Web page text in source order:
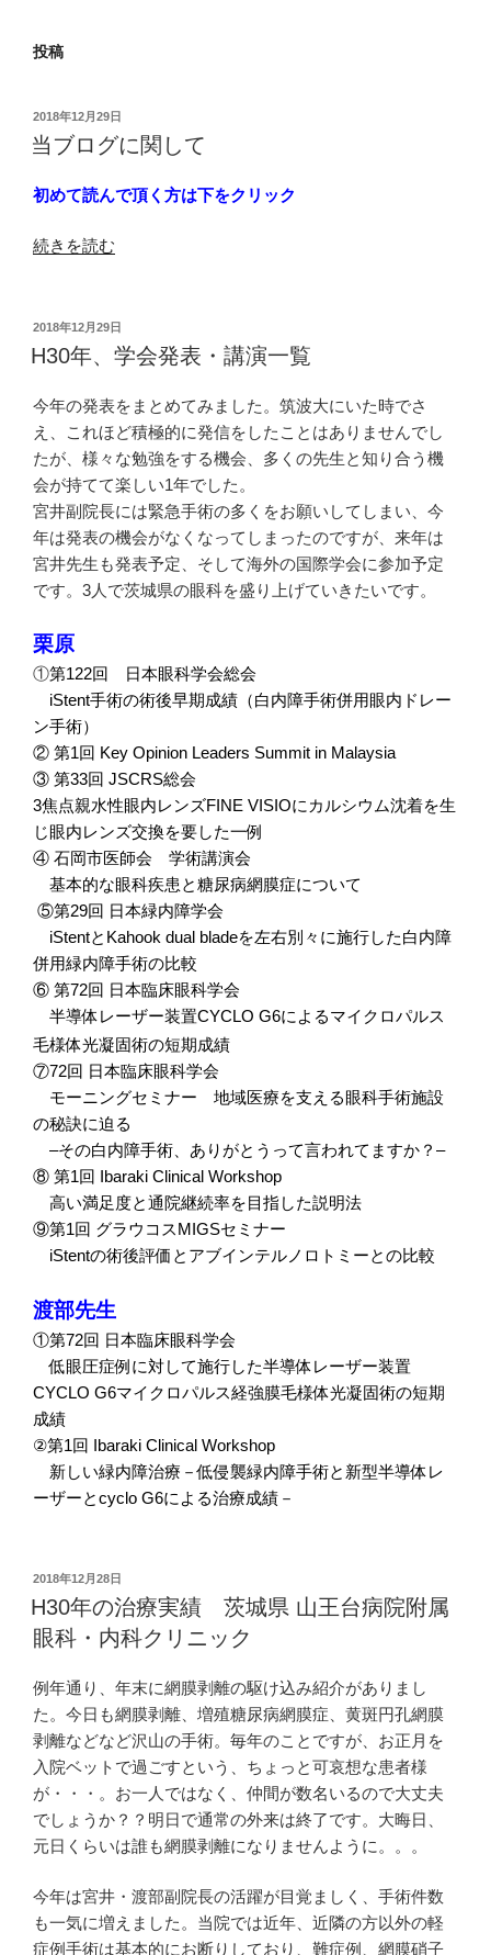
投稿
投
稿
日:
2018年12月29日
当ブログに関して
初めて読んで頂く方は下をクリック
“当
グ
に
し
て”
の
続きを読む
投
稿
日:
2018年12月29日
H30年、学会発表・講演一覧
今年の発表をまとめてみました。筑波大にいた時でさ
え、これほど積極的に発信をしたことはありませんでし
たが、様々な勉強をする機会、多くの先生と知り合う機
会が持てて楽しい1年でした。
宮井副院長には緊急手術の多くをお願いしてしまい、今
年は発表の機会がなくなってしまったのですが、来年は
宮井先生も発表予定、そして海外の国際学会に参加予定
です。3人で茨城県の眼科を盛り上げていきたいです。
栗原
①第122回 日本眼科学会総会
iStent手術の術後早期成績（白内障手術併用眼内ドレー
ン手術）
② 第1回 Key Opinion Leaders Summit in Malaysia
③ 第33回 JSCRS総会
3焦点親水性眼内レンズFINE VISIOにカルシウム沈着を生
じ眼内レンズ交換を要した一例
④ 石岡市医師会 学術講演会
基本的な眼科疾患と糖尿病網膜症について
⑤第29回 日本緑内障学会
iStentと Kahook dual bladeを左右別々に施行した白内障
併用緑内障手術の比較
⑥ 第72回 日本臨床眼科学会
半導体レーザー装置CYCLO G6によるマイクロパルス
毛様体光凝固術の短期成績
⑦72回 日本臨床眼科学会
モーニングセミナー 地域医療を支える眼科手術施設
の秘訣に迫る
–その白内障手術、ありがとうって言われてますか？ –
⑧ 第1回 Ibaraki Clinical Workshop
高い満足度と通院継続率を目指した説明法
⑨第1回 グラウコスMIGSセミナー
iStentの術後評価とアブインテルノロトミーとの比較
渡部先生
①第72回 日本臨床眼科学会
低眼圧症例に対して施行した半導体レーザー装置
CYCLO G6マイクロパルス経強膜毛様体光凝固術の短期
成績
②第1回 Ibaraki Clinical Workshop
新しい緑内障治療－低侵襲緑内障手術と新型半導体レ
ーザーとcyclo G6による治療成績－
投
稿
日:
2018年12月28日
H30年の治療実績 茨城県 山王台病院附属
眼科・内科クリニック
例年通り、年末に網膜剥離の駆け込み紹介がありまし
た。今日も網膜剥離、増殖糖尿病網膜症、黄斑円孔網膜
剥離などなど沢山の手術。毎年のことですが、お正月を
入院ベットで過ごすという、ちょっと可哀想な患者様
が・・・。お一人ではなく、仲間が数名いるので大丈夫
でしょうか？？明日で通常の外来は終了です。大晦日、
元日くらいは誰も網膜剥離になりませんように。。。
今年は宮井・渡部副院長の活躍が目覚ましく、手術件数
も一気に増えました。当院では近年、近隣の方以外の軽
症例手術は基本的にお断りしており、難症例、網膜硝子